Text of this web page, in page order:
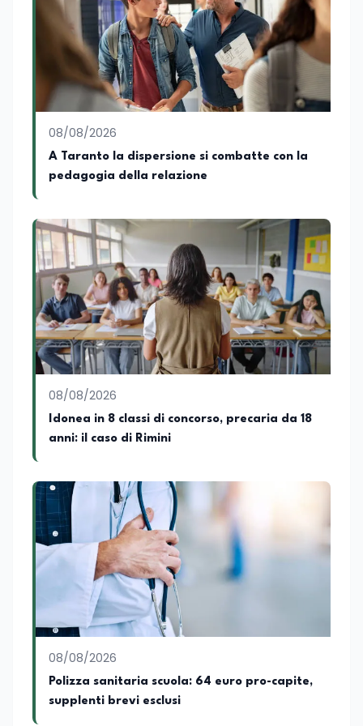
preparazione economica e professionale
affianca una grande passione per la
lettura e per il giornalismo, che ne
arricchiscono il profilo umano e
culturale. Spazia con disinvoltura tra
diverse tematiche, offrendo sempre il
proprio punto di vista con equilibrio,
sensibilità e spirito critico.
08/08/2026
A Taranto la dispersione si combatte con la
pedagogia della relazione
08/08/2026
Idonea in 8 classi di concorso, precaria da 18
anni: il caso di Rimini
08/08/2026
Polizza sanitaria scuola: 64 euro pro-capite,
supplenti brevi esclusi